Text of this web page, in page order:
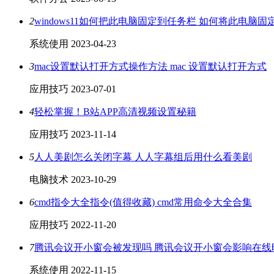
2windows11如何把此电脑固定到任务栏 如何将此电脑固
系统使用 2023-04-23
3mac设置默认打开方式操作方法 mac 设置默认打开方式
应用技巧 2023-07-01
4轻松掌握！B站APP高清视频设置秘籍
应用技巧 2023-11-14
5人人美剧怎么关闭字幕 人人字幕组后用什么看美剧
电脑技术 2023-10-29
6cmd指令大全指令(值得收藏) cmd常用命令大全合集
应用技巧 2022-11-20
7腾讯会议开小窗会被发现吗 腾讯会议开小窗会影响在线
系统使用 2022-11-15